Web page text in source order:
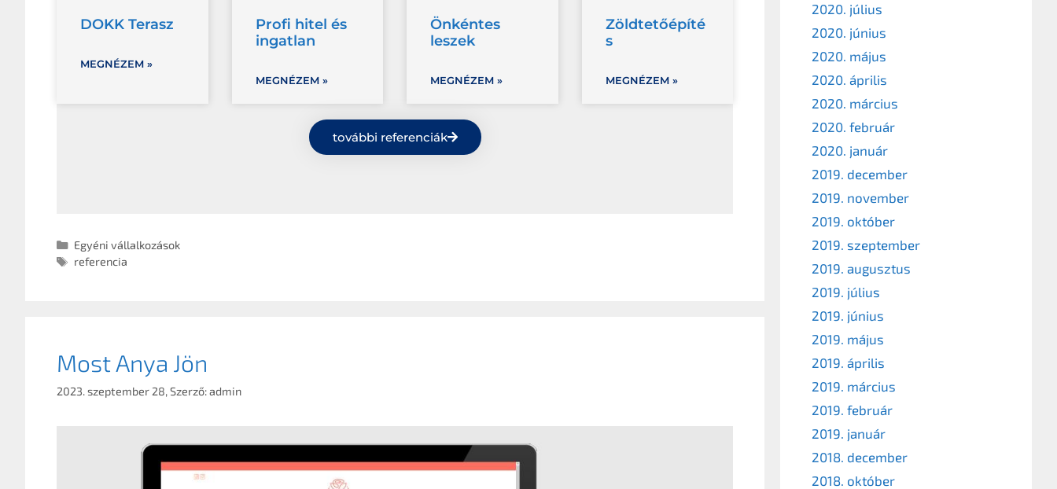
DOKK Terasz
MEGNÉZEM »
Profi hitel és
ingatlan
MEGNÉZEM »
Önkéntes
leszek
MEGNÉZEM »
Zöldtetőépíté
s
MEGNÉZEM »
további referenciák
Egyéni vállalkozások
referencia
Most Anya Jön
2023. szeptember 28,Szerző:admin
2020. július
2020. június
2020. május
2020. április
2020. március
2020. február
2020. január
2019. december
2019. november
2019. október
2019. szeptember
2019. augusztus
2019. július
2019. június
2019. május
2019. április
2019. március
2019. február
2019. január
2018. december
2018. október